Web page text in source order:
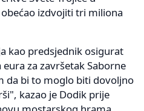
izdvojiti tri miliona
kao predsjednik osigurat
za završetak Saborne
da bi to moglo biti dovoljno
kazao je Dodik prije